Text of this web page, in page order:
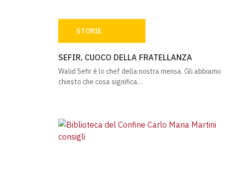
STORIE
SEFIR, CUOCO DELLA FRATELLANZA
Walid Sefir è lo chef della nostra mensa. Gli abbiamo
chiesto che cosa significa…